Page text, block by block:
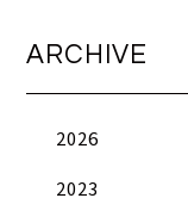
ARCHIVE
2026
2023